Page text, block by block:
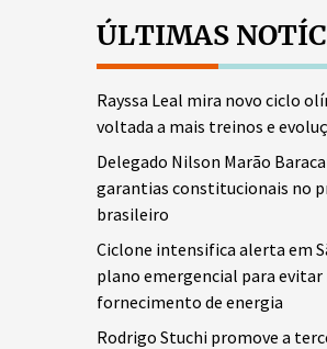
ÚLTIMAS
Rayssa Leal mira novo ciclo
voltada a mais treinos e
Delegado Nilson Marão
garantias constitucionais no
brasileiro
Ciclone intensifica alerta em
plano emergencial para
fornecimento de energia
Rodrigo Stuchi promove a